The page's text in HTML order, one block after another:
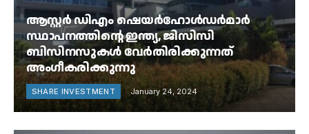
ആസ്റ്റർ ഡിഎം ഷെയർഹോൾഡർമാർ
സ്ഥാപനത്തിന്റെ ഇന്ത്യ, ജിസിസി
ബിസിനസുകൾ വേർതിരിക്കുന്നത്
അംഗീകരിക്കുന്നു
SHARE INVESTMENT January 24, 2024